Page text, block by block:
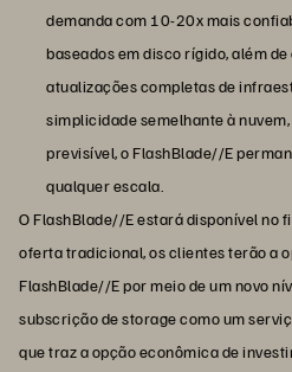
demanda com 10-20x mais
baseados em disco rígido, além
atualizações completas de
simplicidade semelhante à
previsível, o FlashBlade//E
qualquer escala.
O FlashBlade//E estará disponível no
oferta tradicional, os clientes terão a
FlashBlade//E por meio de um novo
subscrição de storage como um
que traz a opção econômica de